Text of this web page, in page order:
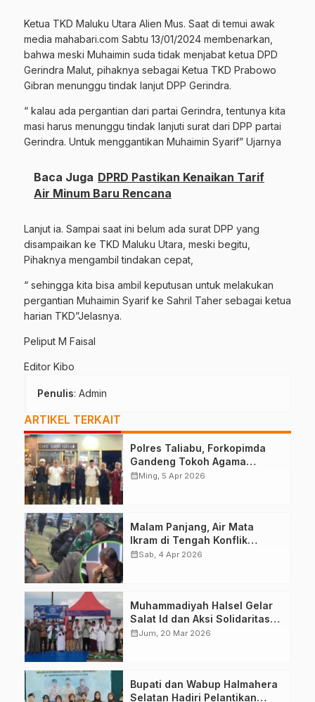
Ketua TKD Maluku Utara Alien Mus. Saat di temui awak
media mahabari.com Sabtu 13/01/2024 membenarkan,
bahwa meski Muhaimin suda tidak menjabat ketua DPD
Gerindra Malut, pihaknya sebagai Ketua TKD Prabowo
Gibran menunggu tindak lanjut DPP Gerindra.
“ kalau ada pergantian dari partai Gerindra, tentunya kita
masi harus menunggu tindak lanjuti surat dari DPP partai
Gerindra. Untuk menggantikan Muhaimin Syarif” Ujarnya
Baca Juga DPRD Pastikan Kenaikan Tarif
Air Minum Baru Rencana
Lanjut ia. Sampai saat ini belum ada surat DPP yang
disampaikan ke TKD Maluku Utara, meski begitu,
Pihaknya mengambil tindakan cepat,
“ sehingga kita bisa ambil keputusan untuk melakukan
pergantian Muhaimin Syarif ke Sahril Taher sebagai ketua
harian TKD”Jelasnya.
Peliput M Faisal
Editor Kibo
Penulis: Admin
ARTIKEL TERKAIT
Polres Taliabu, Forkopimda
Gandeng Tokoh Agama
Deklarasikan Damai
calendar_monthMing, 5 Apr 2026
Malam Panjang, Air Mata
Ikram di Tengah Konflik
Halteng
calendar_monthSab, 4 Apr 2026
Muhammadiyah Halsel Gelar
Salat Id dan Aksi Solidaritas
Palestina
calendar_monthJum, 20 Mar 2026
Bupati dan Wabup Halmahera
Selatan Hadiri Pelantikan